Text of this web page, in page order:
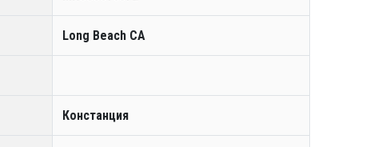
Long Beach CA
Констанция